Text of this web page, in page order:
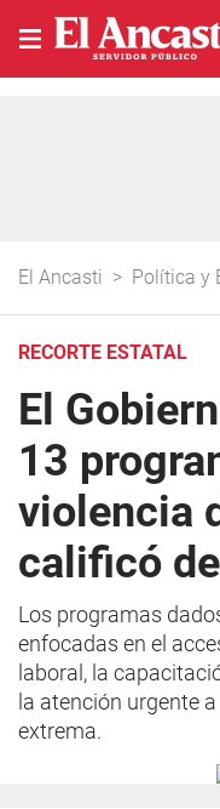
El Ancasti > Política y
RECORTE ESTATAL
El
13
violencia
calificó
Los programas
enfocadas en el
laboral, la
la atención urgente
extrema.